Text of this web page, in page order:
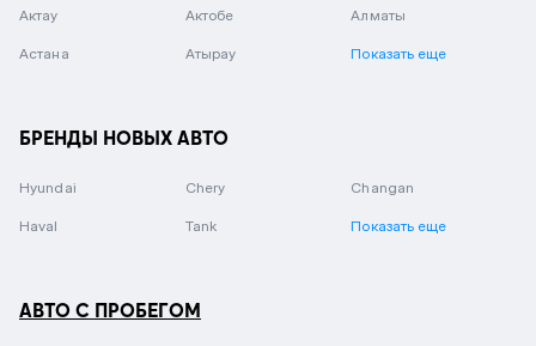
Актау Актобе Алматы
Астана Атырау Показать еще
БРЕНДЫ НОВЫХ АВТО
Hyundai Chery Changan
Haval Tank Показать еще
АВТО С ПРОБЕГОМ